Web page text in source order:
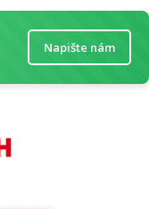
Napište nám